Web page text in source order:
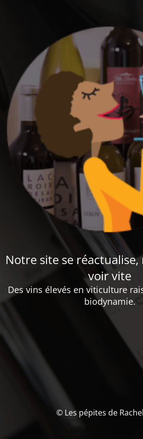
Notre site se
voir vite
Des vins élevés en viticulture
biodynamie.
© Les pépites de